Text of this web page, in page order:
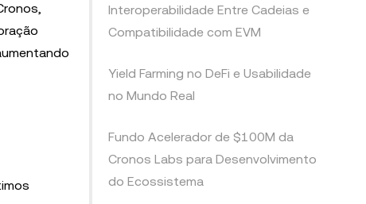
Interoperabilidade Entre Cadeias e
Compatibilidade com EVM
Yield Farming no DeFi e Usabilidade
no Mundo Real
Fundo Acelerador de $100M da
Cronos Labs para Desenvolvimento
do Ecossistema